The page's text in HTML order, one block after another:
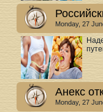
Monday, 27
Анекс
Monday, 27